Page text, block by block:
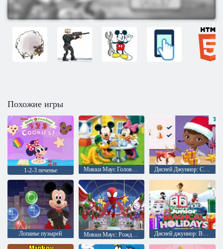
Похожие игры
1-2-3 печенье Микки Маус Головоломка пазл Дисней Джуниор: Создатель игрушек
Лопанье пузырей Микки Маус: Рождественские игры Дисней джуниор: Волшебные каникулы